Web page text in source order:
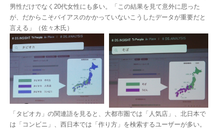
男性だけでなく20代女性にも多い。「この結果を見て意外に思った
が、だからこそバイアスのかかっていないこうしたデータが重要だと
言える」（佐々木氏）
「タピオカ」の関連語を見ると、大都市圏では「人気店」、北日本で
は「コンビニ」、西日本では「作り方」を検索するユーザーが多い。